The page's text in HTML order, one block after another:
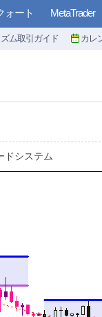
ォート MetaTrader
ム取引ガイド カレ
ドシステム